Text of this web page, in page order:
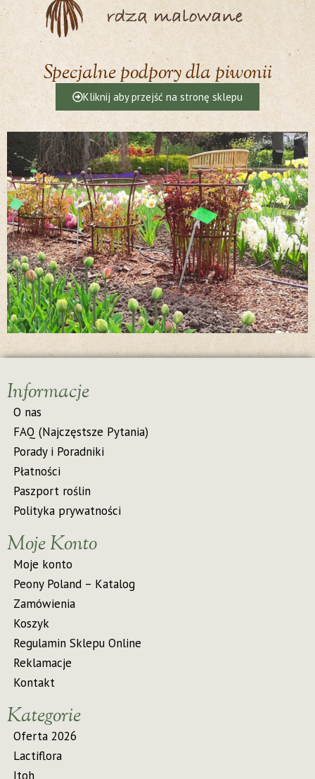
Specjalne podpory dla piwonii
Kliknij aby przejść na stronę sklepu
Informacje
O nas
FAQ (Najczęstsze Pytania)
Porady i Poradniki
Płatności
Paszport roślin
Polityka prywatności
Moje Konto
Moje konto
Peony Poland – Katalog
Zamówienia
Koszyk
Regulamin Sklepu Online
Reklamacje
Kontakt
Kategorie
Oferta 2026
Lactiflora
Itoh